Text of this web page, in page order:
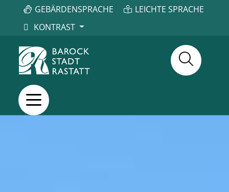
GEBÄRDENSPRACHE
LEICHTE SPRACHE
KONTRAST